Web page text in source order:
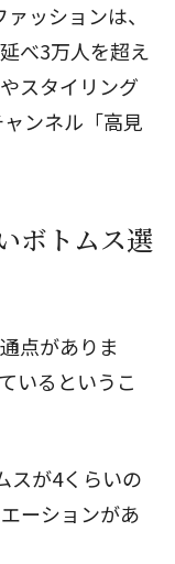
ッションは、
べ3万人を超え
スタイリング
ンネル「高見
ボトムス選
点がありま
いるというこ
スが4くらいの
ーションがあ